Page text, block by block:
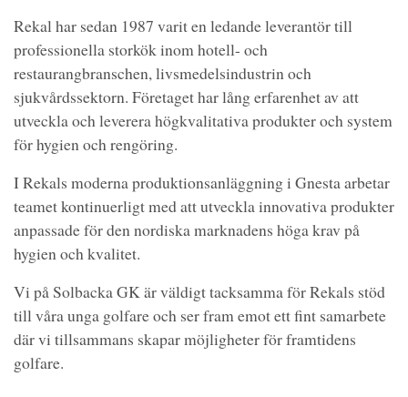
Rekal har sedan 1987 varit en ledande leverantör till
professionella storkök inom hotell- och
restaurangbranschen, livsmedelsindustrin och
sjukvårdssektorn. Företaget har lång erfarenhet av att
utveckla och leverera högkvalitativa produkter och system
för hygien och rengöring.
I Rekals moderna produktionsanläggning i Gnesta arbetar
teamet kontinuerligt med att utveckla innovativa produkter
anpassade för den nordiska marknadens höga krav på
hygien och kvalitet.
Vi på Solbacka GK är väldigt tacksamma för Rekals stöd
till våra unga golfare och ser fram emot ett fint samarbete
där vi tillsammans skapar möjligheter för framtidens
golfare.